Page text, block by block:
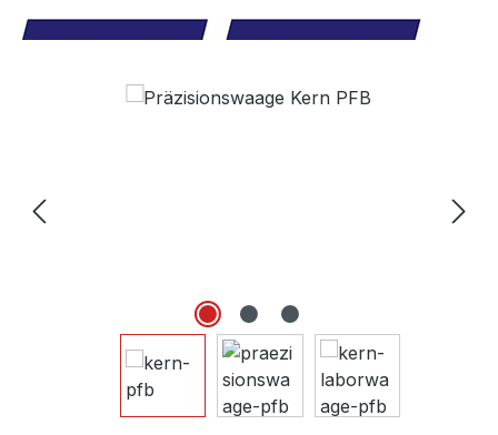
Bildergalerie überspringen